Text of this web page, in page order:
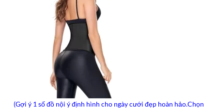
(Gợi ý 1 số đồ nội ý định hình cho ngày cưới đẹp hoàn hảo.Chọn